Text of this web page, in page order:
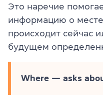
Это наречие
информацию о
происходит сейчас
будущем
Where — asks